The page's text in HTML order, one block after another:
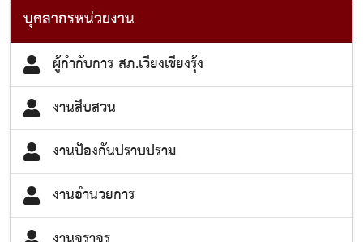
บุคลากรหน่วยงาน
ผู้กำกับการ สภ.เวียงเชียงรุ้ง
งานสืบสวน
งานป้องกันปราบปราม
งานอำนวยการ